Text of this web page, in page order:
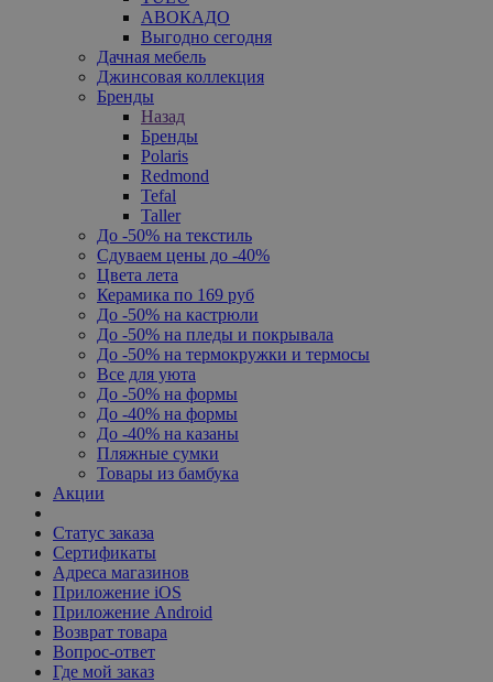
АВОКАДО
Выгодно сегодня
Дачная мебель
Джинсовая коллекция
Бренды
Назад
Бренды
Polaris
Redmond
Tefal
Taller
До -50% на текстиль
Сдуваем цены до -40%
Цвета лета
Керамика по 169 руб
До -50% на кастрюли
До -50% на пледы и покрывала
До -50% на термокружки и термосы
Все для уюта
До -50% на формы
До -40% на формы
До -40% на казаны
Пляжные сумки
Товары из бамбука
Акции
Статус заказа
Сертификаты
Адреса магазинов
Приложение iOS
Приложение Android
Возврат товара
Вопрос-ответ
Где мой заказ